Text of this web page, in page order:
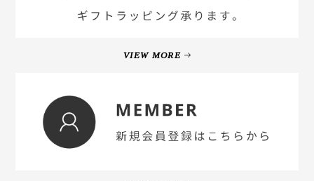
VIEW MORE